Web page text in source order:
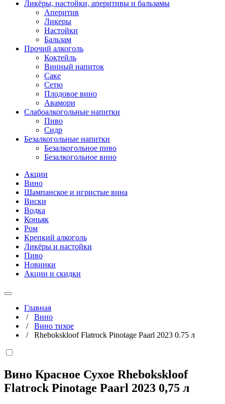
Ликёры, настойки, аперитивы и бальзамы
Аперитив
Ликеры
Настойки
Бальзам
Прочий алкоголь
Коктейль
Винный напиток
Саке
Сетю
Плодовое вино
Авамори
Слабоалкогольные напитки
Пиво
Сидр
Безалкогольные напитки
Безалкогольное пиво
Безалкогольное вино
Акции
Вино
Шампанское и игристые вина
Виски
Водка
Коньяк
Ром
Крепкий алкоголь
Ликёры и настойки
Пиво
Новинки
Акции и скидки
Главная
/ Вино
/ Вино тихое
/ Rhebokskloof Flatrock Pinotage Paarl 2023 0.75 л
Вино Красное Сухое Rhebokskloof
Flatrock Pinotage Paarl 2023 0,75 л